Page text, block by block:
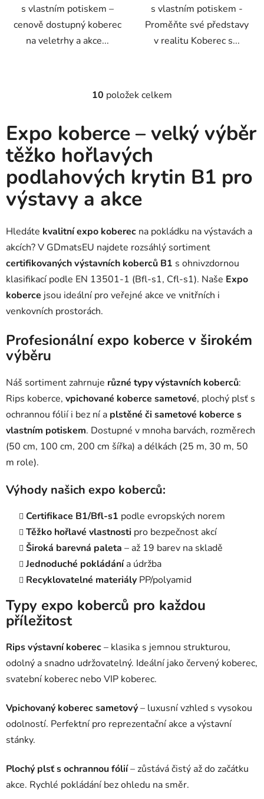
s vlastním potiskem –
cenově dostupný koberec
na veletrhy a akce...
s vlastním potiskem -
Proměňte své představy
v realitu Koberec s...
O
á
d
a
c
p
v
k
y
v
ý
p
u
10 položek celkem
Expo koberce – velký výběr
těžko hořlavých
podlahových krytin B1 pro
výstavy a akce
Hledáte kvalitní expo koberec na pokládku na výstavách a
akcích? V GDmatsEU najdete rozsáhlý sortiment
certifikovaných výstavních koberců B1 s ohnivzdornou
klasifikací podle EN 13501-1 (Bfl-s1, Cfl-s1). Naše Expo
koberce jsou ideální pro veřejné akce ve vnitřních i
venkovních prostorách.
Profesionální expo koberce v širokém
výběru
Náš sortiment zahrnuje různé typy výstavních koberců:
Rips koberce, vpichované koberce sametové, plochý plsť s
ochrannou fólií i bez ní a plstěné či sametové koberce s
vlastním potiskem. Dostupné v mnoha barvách, rozměrech
(50 cm, 100 cm, 200 cm šířka) a délkách (25 m, 30 m, 50
m role).
Výhody našich expo koberců:
Certifikace B1/Bfl-s1 podle evropských norem
Těžko hořlavé vlastnosti pro bezpečnost akcí
Široká barevná paleta – až 19 barev na skladě
Jednoduché pokládánía údržba
Recyklovatelné materiály PP/polyamid
Typy expo koberců pro každou
příležitost
Rips výstavní koberec– klasika s jemnou strukturou,
odolný a snadno udržovatelný. Ideální jako červený koberec,
svatební koberec nebo VIP koberec.
Vpichovaný koberec sametový– luxusní vzhled s vysokou
odolností. Perfektní pro reprezentační akce a výstavní
stánky.
Plochý plsť s ochrannou fólií– zůstává čistý až do začátku
akce. Rychlé pokládání bez ohledu na směr.